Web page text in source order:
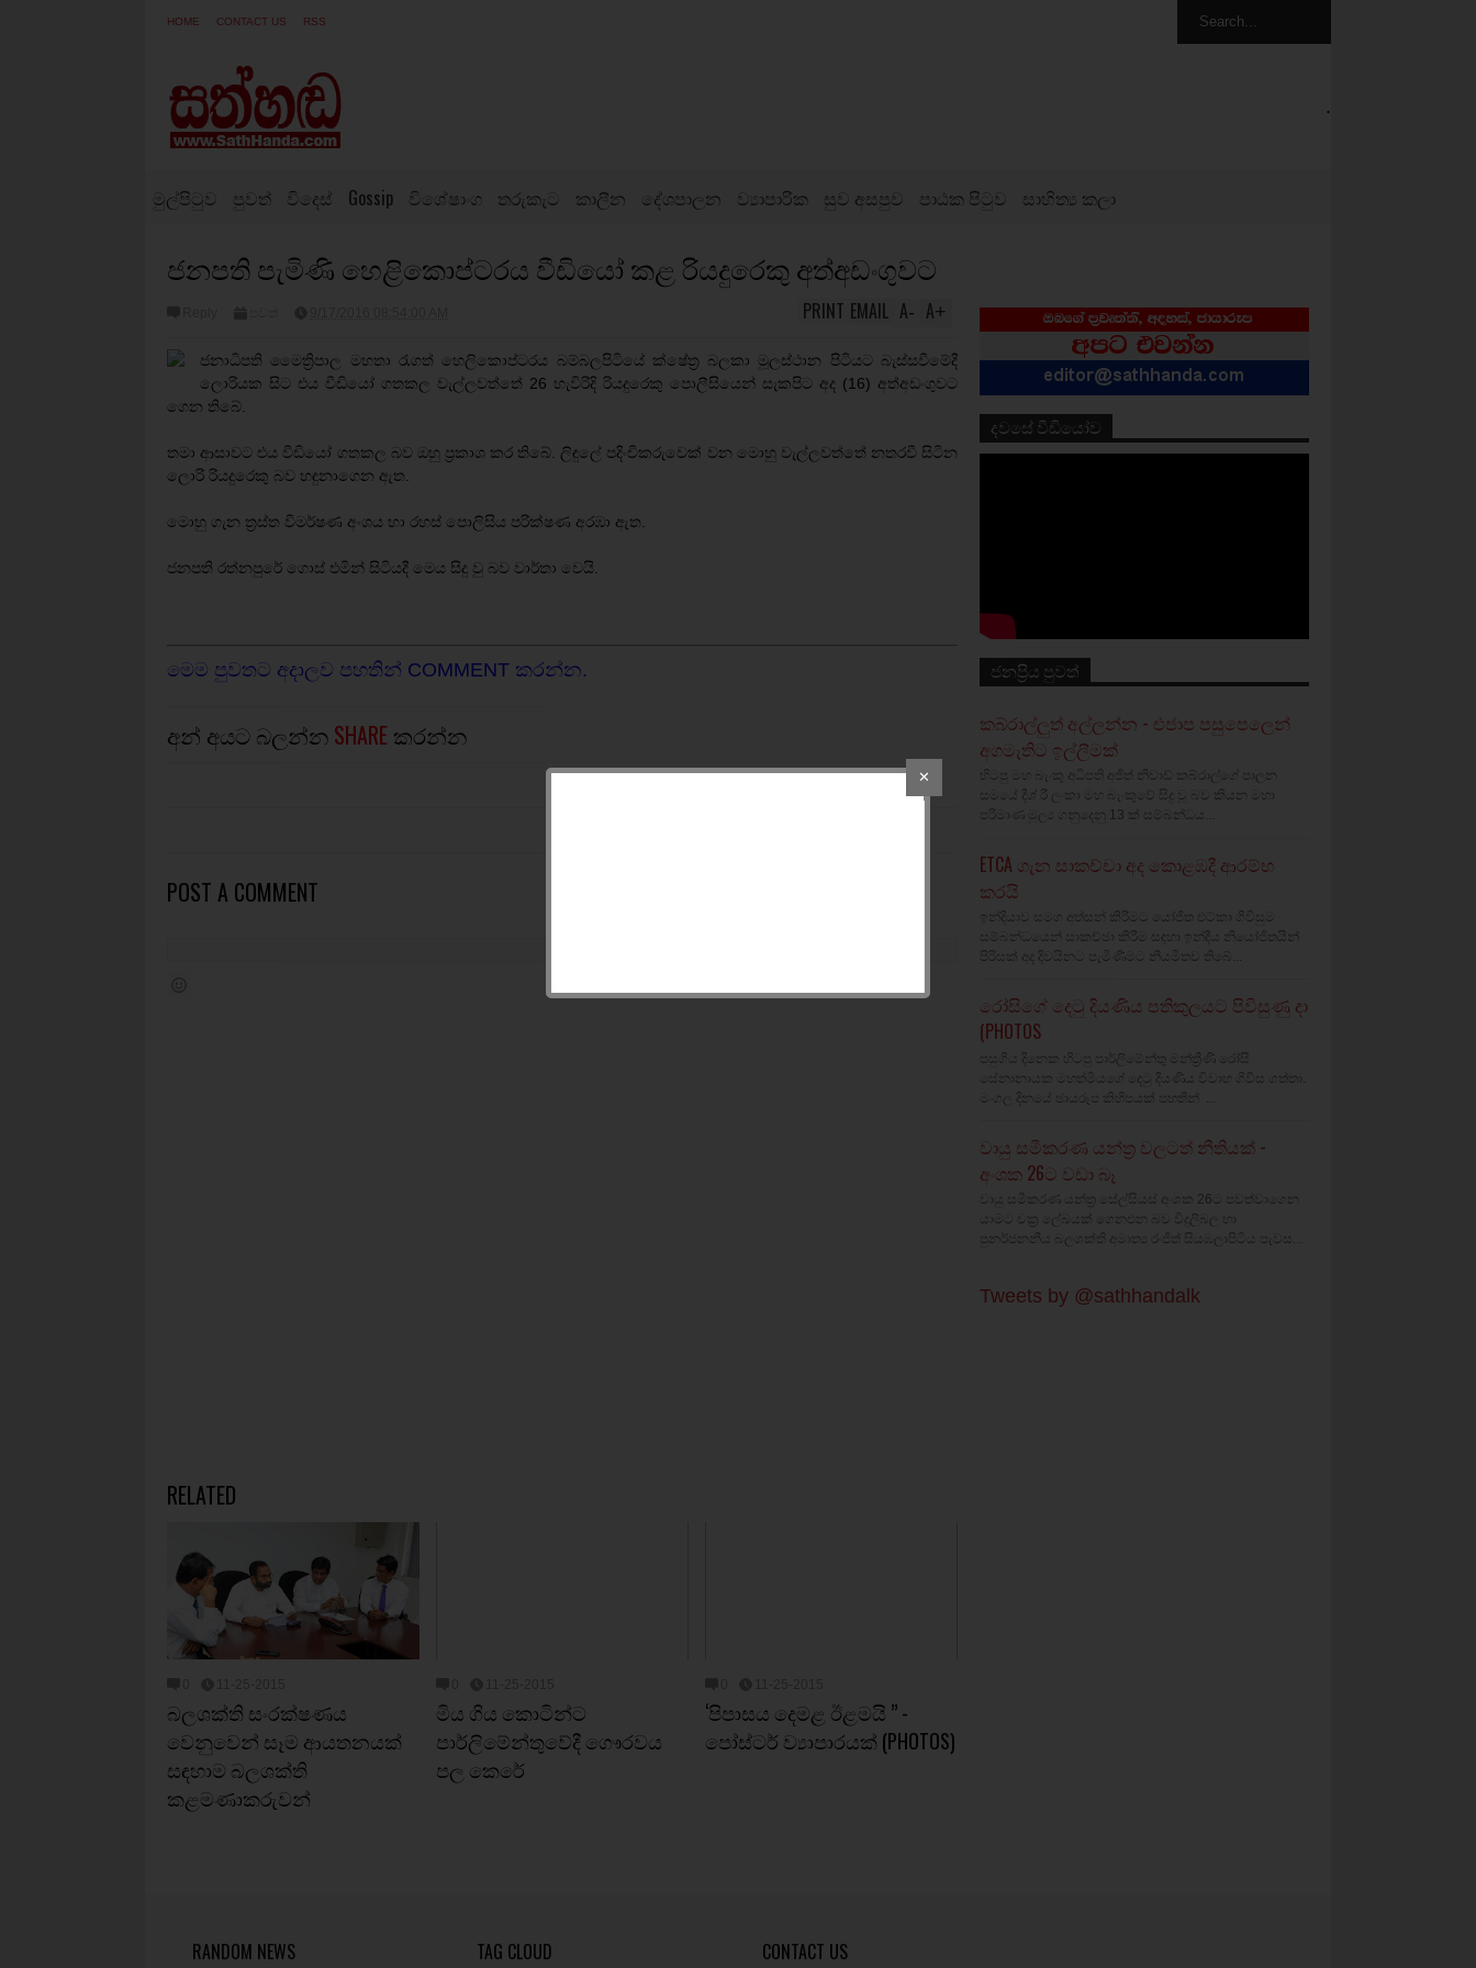
HOME CONTACT US RSS
.
මුල්පිටුව පුවත් විදෙස් Gossip විශේෂාංග තරුකැට කාලීන දේශපාලන ව්‍යාපාරික සුව අසපුව පාඨක පිටුව සාහිත්‍ය කලා
ජනපති පැමිණි හෙළිකොප්ටරය වීඩියෝ කළ රියදුරෙකු අත්අඩංගුවට
A+
A-
EMAIL
PRINT
ජනාධිපති මෛත්‍රිපාල මහතා රැගත් හෙලිකොප්ටරය බම්බලපිටියේ ක්ෂේත්‍ර බලකා මූලස්ථාන පිටියට බැස්සවීමේදී
ලොරියක සිට එය වීඩියෝ ගතකල වැල්ලවත්තේ 26 හැවිරිදි රියදුරෙකු පොලීසියෙන් සැකපිට අද (16) අත්අඩංගුවට
ගෙන තිබේ.
තමා ආසාවට එය වීඩියෝ ගතකල බව ඔහු ප්‍රකාශ කර තිබේ. ලිඳුලේ පදිංචිකරුවෙක් වන මොහු වැල්ලවත්තේ නතරවී සිටින
ලොරි රියදුරෙකු බව හඳුනාගෙන ඇත.
මොහු ගැන ත්‍රස්ත විමර්ෂණ අංශය හා රහස් පොලිසිය පරික්ෂණ අරඹා ඇත.
ජනපති රත්නපුරේ ගොස් එමින් සිටියදී මෙය සිදු වු බව වාර්තා වෙයි.
මෙම පුවතට අදාලව පහතින් COMMENT කරන්න.
අන් අයට බලන්න SHARE කරන්න
POST A COMMENT
RELATED
බලශක්ති සංරක්ෂණය
වෙනුවෙන් සෑම ආයතනයක්
සඳහාම බලශක්ති
කළමණාකරුවන්
මිය ගිය කොටින්ට
පාර්ලිමේන්තුවේදී ගෞරවය
පල කෙරේ
‘පිපාසය දෙමළ ඊළමයි ’’ -
පෝස්ටර් ව්‍යාපාරයක් (PHOTOS)
දවසේ වීඩියෝව
ජනප්‍රිය පුවත්
කබ්රාල්ලුත් අල්ලන්න - එජාප පසුපෙලෙන්
අගමැතිට ඉල්ලීමක්
හිටපු මහ බැංකු අධිපති අජිත් නිවාඩ් කබ්රාල්ගේ පාලන
සමයේ දීශ්‍ රී ලංකා මහ බැංකුවේ සිදු වූ බව කියන මහා
පරිමාණ මූල්‍ය ගනුදෙනු 13 ක් සම්බන්ධය...
ETCA ගැන සාකච්චා අද කොළඹදී ආරම්භ
කරයි
ඉන්දියාව සමග අත්සන් කිරීමට යෝජිත එට්කා ගිවිසුම
සම්බන්ධයෙන් සාකච්ඡා කිරීම සඳහා ඉන්දීය නියෝජිතයින්
පිරිසක් අද දිවයිනට පැමිණීමට නියමිතව තිබේ...
රෝසිගේ දෙටු දියණිය පතිකුලයට පිවිසුණු දා
(PHOTOS
පසුගිය දිනෙක හිටපු පාර්ලිමේන්තු මන්ත්‍රීණි රෝසි
සේනානායක මහත්මියගේ දෙටු දියණිය විවාහ ගිවිස ගත්තා.
මංගල දිනයේ ඡායරූප කිහිපයක් පහතින් ...
වායු සමීකරණ යන්ත්‍ර වලටත් නීතියක් -
අංශක 26ට වඩා බෑ
වායු සමීකරණ යන්ත්‍ර සේල්සියස් අංශක 26ට පවත්වාගෙන
යාමට චක්‍ර ලේඛයක් ගෙනඑන බව විදුලිබල හා
පුනර්ජනනීය බලශක්ති අමාත්‍ය රංජිත් සියඹලාපිටිය පැවස...
Tweets by @sathhandalk
✕
RANDOM NEWS TAG CLOUD CONTACT US